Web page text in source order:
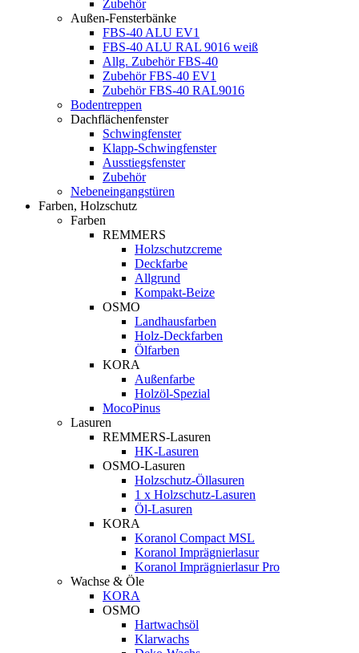
Zubehör
Außen-Fensterbänke
FBS-40 ALU EV1
FBS-40 ALU RAL 9016 weiß
Allg. Zubehör FBS-40
Zubehör FBS-40 EV1
Zubehör FBS-40 RAL9016
Bodentreppen
Dachflächenfenster
Schwingfenster
Klapp-Schwingfenster
Ausstiegsfenster
Zubehör
Nebeneingangstüren
Farben, Holzschutz
Farben
REMMERS
Holzschutzcreme
Deckfarbe
Allgrund
Kompakt-Beize
OSMO
Landhausfarben
Holz-Deckfarben
Ölfarben
KORA
Außenfarbe
Holzöl-Spezial
MocoPinus
Lasuren
REMMERS-Lasuren
HK-Lasuren
OSMO-Lasuren
Holzschutz-Öllasuren
1 x Holzschutz-Lasuren
Öl-Lasuren
KORA
Koranol Compact MSL
Koranol Imprägnierlasur
Koranol Imprägnierlasur Pro
Wachse & Öle
KORA
OSMO
Hartwachsöl
Klarwachs